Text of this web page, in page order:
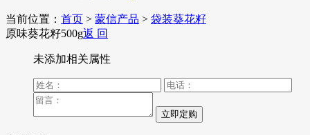
当前位置： 首页 > 蒙信产品 > 袋装葵花籽
原味葵花籽500g返 回
未添加相关属性